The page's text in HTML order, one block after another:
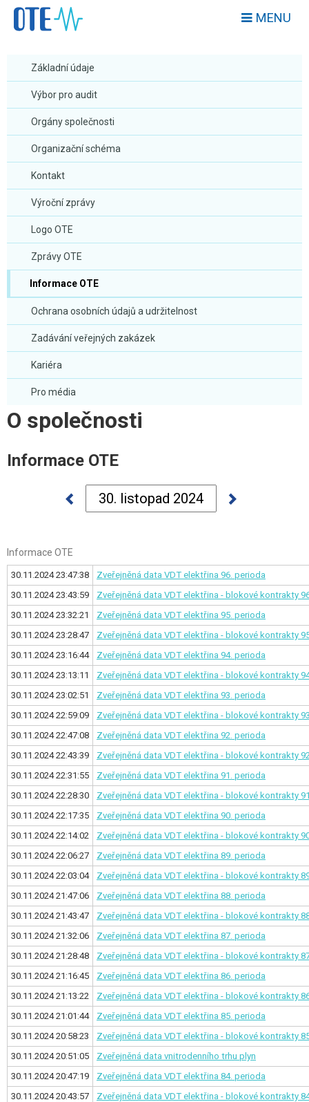
MENU
Základní údaje
Výbor pro audit
Orgány společnosti
Organizační schéma
Kontakt
Výroční zprávy
Logo OTE
Zprávy OTE
Informace OTE
Ochrana osobních údajů a udržitelnost
Zadávání veřejných zakázek
Kariéra
Pro média
O společnosti
Informace OTE
Informace OTE
30.11.2024 23:47:38 Zveřejněná data VDT elektřina 96. perioda
30.11.2024 23:43:59
Zveřejněná data VDT elektřina - blokové kontrakty
30.11.2024 23:32:21
Zveřejněná data VDT elektřina 95. perioda
30.11.2024 23:28:47
Zveřejněná data VDT elektřina - blokové kontrakty
30.11.2024 23:16:44
Zveřejněná data VDT elektřina 94. perioda
30.11.2024 23:13:11
Zveřejněná data VDT elektřina - blokové kontrakty
30.11.2024 23:02:51
Zveřejněná data VDT elektřina 93. perioda
30.11.2024 22:59:09
Zveřejněná data VDT elektřina - blokové kontrakty
30.11.2024 22:47:08
Zveřejněná data VDT elektřina 92. perioda
30.11.2024 22:43:39
Zveřejněná data VDT elektřina - blokové kontrakty
30.11.2024 22:31:55
Zveřejněná data VDT elektřina 91. perioda
30.11.2024 22:28:30
Zveřejněná data VDT elektřina - blokové kontrakty
30.11.2024 22:17:35
Zveřejněná data VDT elektřina 90. perioda
30.11.2024 22:14:02
Zveřejněná data VDT elektřina - blokové kontrakty
30.11.2024 22:06:27
Zveřejněná data VDT elektřina 89. perioda
30.11.2024 22:03:04
Zveřejněná data VDT elektřina - blokové kontrakty
30.11.2024 21:47:06
Zveřejněná data VDT elektřina 88. perioda
30.11.2024 21:43:47
Zveřejněná data VDT elektřina - blokové kontrakty
30.11.2024 21:32:06
Zveřejněná data VDT elektřina 87. perioda
30.11.2024 21:28:48
Zveřejněná data VDT elektřina - blokové kontrakty
30.11.2024 21:16:45
Zveřejněná data VDT elektřina 86. perioda
30.11.2024 21:13:22
Zveřejněná data VDT elektřina - blokové kontrakty
30.11.2024 21:01:44
Zveřejněná data VDT elektřina 85. perioda
30.11.2024 20:58:23
Zveřejněná data VDT elektřina - blokové kontrakty
30.11.2024 20:51:05
Zveřejněná data vnitrodenního trhu plyn
30.11.2024 20:47:19
Zveřejněná data VDT elektřina 84. perioda
30.11.2024 20:43:57
Zveřejněná data VDT elektřina - blokové kontrakty